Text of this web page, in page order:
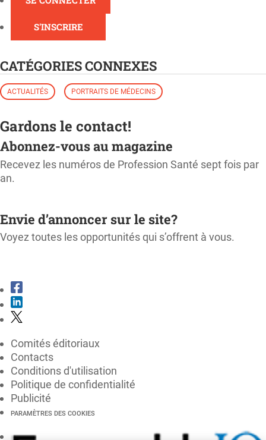
S'INSCRIRE
CATÉGORIES CONNEXES
ACTUALITÉS PORTRAITS DE MÉDECINS
Gardons le contact!
Abonnez-vous au magazine
Recevez les numéros de Profession Santé sept fois par
an.
Envie d’annoncer sur le site?
Voyez toutes les opportunités qui s’offrent à vous.
Comités éditoriaux
Contacts
Conditions d'utilisation
Politique de confidentialité
Publicité
PARAMÈTRES DES COOKIES